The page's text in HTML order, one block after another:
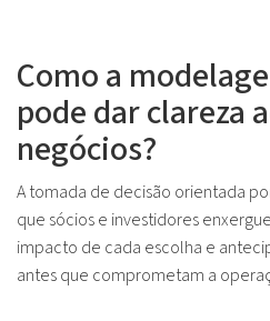
Como a
pode dar clareza
negócios?
A tomada de decisão orientada
que sócios e investidores
impacto de cada escolha e
antes que comprometam a